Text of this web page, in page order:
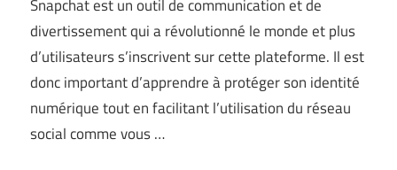
Snapchat est un outil de communication et de
divertissement qui a révolutionné le monde et plus
d’utilisateurs s’inscrivent sur cette plateforme. Il est
donc important d’apprendre à protéger son identité
numérique tout en facilitant l’utilisation du réseau
social comme vous …